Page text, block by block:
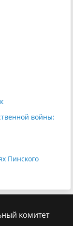
войны:
Пинского
комитет